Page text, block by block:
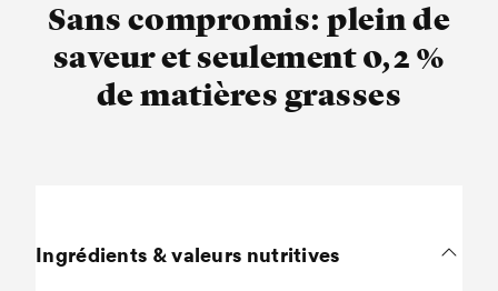
Sans compromis: plein de
saveur et seulement 0,2 %
de matières grasses
Ingrédients & valeurs nutritives